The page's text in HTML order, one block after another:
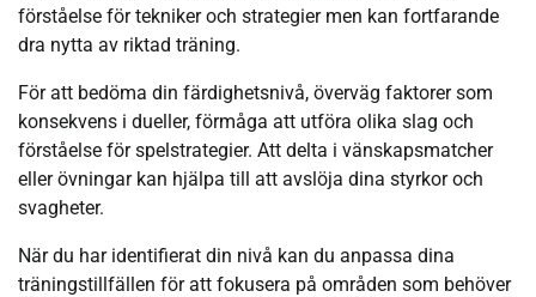
förståelse för tekniker och strategier men kan fortfarande
dra nytta av riktad träning.
För att bedöma din färdighetsnivå, överväg faktorer som
konsekvens i dueller, förmåga att utföra olika slag och
förståelse för spelstrategier. Att delta i vänskapsmatcher
eller övningar kan hjälpa till att avslöja dina styrkor och
svagheter.
När du har identifierat din nivå kan du anpassa dina
träningstillfällen för att fokusera på områden som behöver